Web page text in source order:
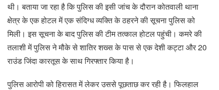
थी। बताया जा रहा है कि पुलिस की इसी जांच के दौरान कोतवाली थाना
क्षेत्र के एक होटल में एक संदिग्ध व्यक्ति के ठहरने की सूचना पुलिस को
मिली। इस सूचना के बाद पुलिस की टीम तत्काल होटल पहुंची। कमरे की
तलाशी में पुलिस ने मौके से शातिर शख्स के पास से एक देशी कट्टा और 20
राउंड जिंदा कारतूस के साथ गिरफ्तार किया है।
पुलिस आरोपी को हिरासत में लेकर उससे पूछताछ कर रही है। फिलहाल